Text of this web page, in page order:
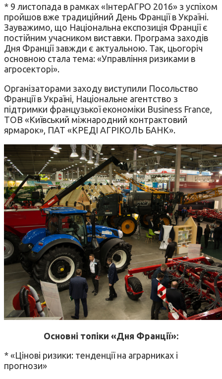
* 9 листопада в рамках «ІнтерАГРО 2016» з успіхом
пройшов вже традиційний День Франції в Україні.
Зауважимо, що Національна експозиція Франції є
постійним учасником виставки. Програма заходів
Дня Франції завжди є актуальною. Так, цьогоріч
основною стала тема: «Управління ризиками в
агросекторі».
Організаторами заходу виступили Посольство
Франції в Україні, Національне агентство з
підтримки французької економіки Business France,
ТОВ «Київський міжнародний контрактовий
ярмарок», ПАТ «КРЕДІ АГРІКОЛЬ БАНК».
Основні топіки «Дня Франції»:
* «Цінові ризики: тенденції на аграрниках і
прогнози»